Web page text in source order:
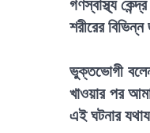
গণস্বাস্থ্য
শরীরের
ভুক্তভোগী
খাওয়ার পর
এই ঘটনার